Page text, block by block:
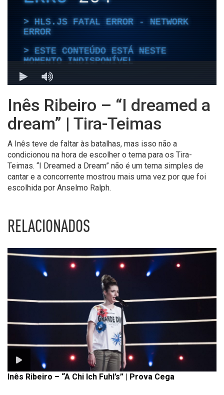
Inês Ribeiro – “I dreamed a
dream” | Tira-Teimas
A Inês teve de faltar às batalhas, mas isso não a
condicionou na hora de escolher o tema para os Tira-
Teimas. “I Dreamed a Dream” não é um tema simples de
cantar e a concorrente mostrou mais uma vez por que foi
escolhida por Anselmo Ralph.
RELACIONADOS
Inês Ribeiro – “A Chi Ich Fuhl’s” | Prova Cega